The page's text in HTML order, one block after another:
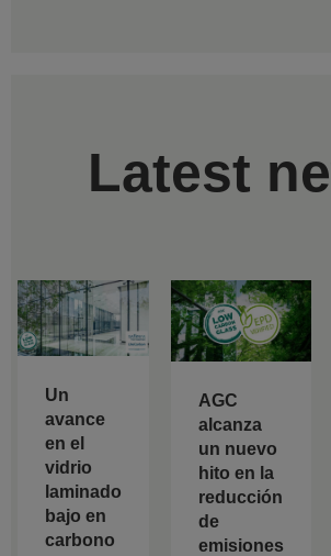
Latest
Un
avance
en el
vidrio
laminado
bajo en
carbono
AGC
alcanza
un nuevo
hito en la
reducción
de
emisiones